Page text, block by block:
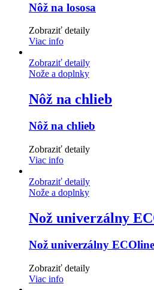
Nôž na lososa
Zobraziť detaily
Viac info
Zobraziť detaily
Nože a doplnky
Nôž na chlieb
Nôž na chlieb
Zobraziť detaily
Viac info
Zobraziť detaily
Nože a doplnky
Nož univerzálny
Nož univerzálny ECOline
Zobraziť detaily
Viac info